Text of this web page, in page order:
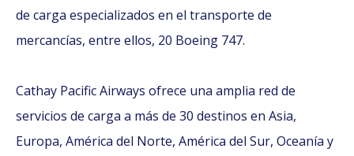
de carga especializados en el transporte de
mercancías, entre ellos, 20 Boeing 747.
Cathay Pacific Airways ofrece una amplia red de
servicios de carga a más de 30 destinos en Asia,
Europa, América del Norte, América del Sur, Oceanía y